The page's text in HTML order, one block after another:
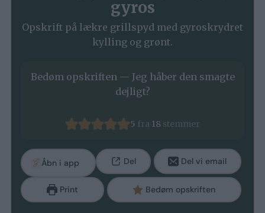
gyros
Opskrift på lækre grillspyd med gyroskrydret
kylling og grønt.
Bedøm opskriften — Jeg håber den smagte
dejligt?
5 fra 18 stemmer
Åbn i app Del Del vi email
Print Bedøm opskriften